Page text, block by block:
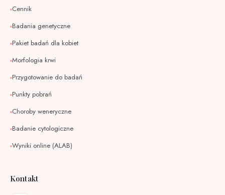
Cennik
Badania genetyczne
Pakiet badań dla kobiet
Morfologia krwi
Przygotowanie do badań
Punkty pobrań
Choroby weneryczne
Badanie cytologiczne
Wyniki online (ALAB)
Kontakt